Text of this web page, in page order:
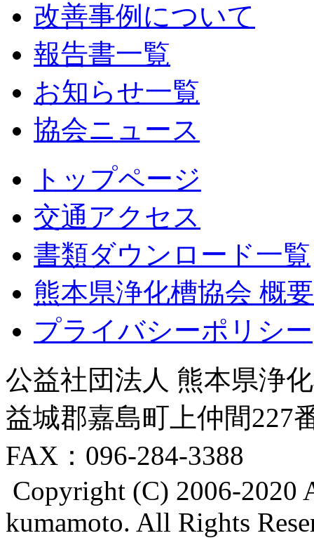
改善事例について
報告書一覧
お知らせ一覧
協会ニュース
トップページ
交通アクセス
書類ダウンロード一覧
熊本県浄化槽協会 概要
プライバシーポリシー
公益社団法人 熊本県浄
益城郡嘉島町上仲間
FAX：096-284-3388
Copyright (C) 2006-2020
kumamoto. All Rights